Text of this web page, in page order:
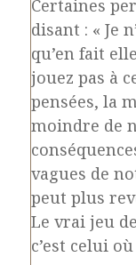
Certaines
disant : « Je
qu’en fait
jouez pas à
pensées, la
moindre de
vagues de
peut plus
Le vrai jeu
c’est celui